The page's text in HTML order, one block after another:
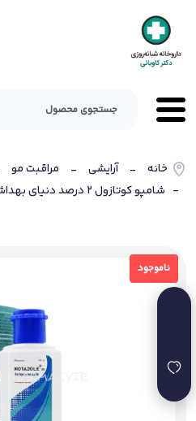
خانه - آرایشی - مراقبت مو
- شامپو کوتازول 2 درصد دنیای بهداشت 100 میل
ناموجود